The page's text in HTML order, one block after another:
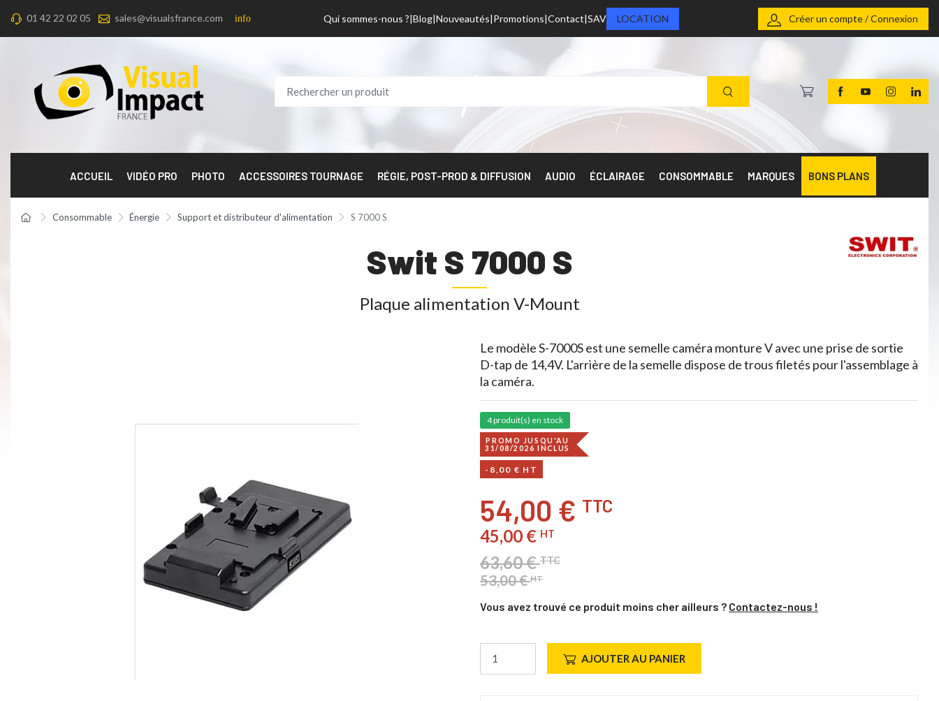
01 42 22 02 05 sales@visualsfrance.com info Qui sommes-nous ? Blog Nouveautés Promotions Contact SAV LOCATION Créer un compte / Connexion
ACCUEIL VIDÉO PRO PHOTO ACCESSOIRES TOURNAGE RÉGIE, POST-PROD & DIFFUSION AUDIO ÉCLAIRAGE CONSOMMABLE MARQUES BONS PLANS
Consommable Énergie Support et distributeur d'alimentation S 7000 S
Swit S 7000 S
Plaque alimentation V-Mount
Le modèle S-7000S est une semelle caméra monture V avec une prise de sortie
D-tap de 14,4V. L'arrière de la semelle dispose de trous filetés pour l'assemblage à
la caméra.
4 produit(s) en stock
PROMO JUSQU'AU
31/08/2026 INCLUS
-8,00 € HT
54,00 € TTC
45,00 € HT
63,60 €TTC
53,00 €HT
Vous avez trouvé ce produit moins cher ailleurs ? Contactez-nous !
AJOUTER AU PANIER